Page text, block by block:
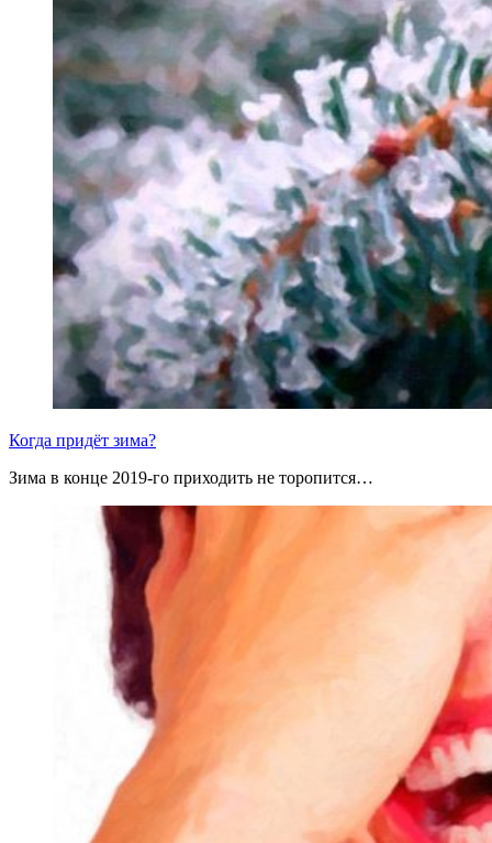
Когда придёт зима?
Зима в конце 2019-го приходить не торопится…